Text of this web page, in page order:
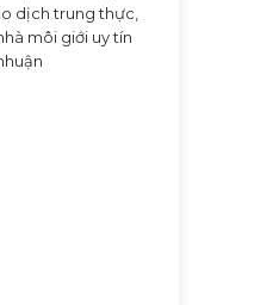
dịch trung thực,
môi giới uy tín